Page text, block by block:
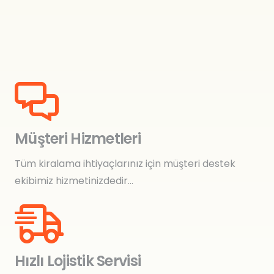
Müşteri Hizmetleri
Tüm kiralama ihtiyaçlarınız için müşteri destek
ekibimiz hizmetinizdedir…
Hızlı Lojistik Servisi